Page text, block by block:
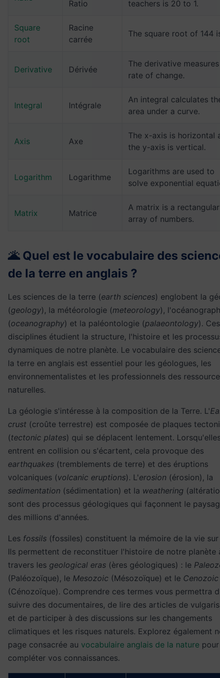
Ratio
teachers is 20 to 1.
Square
root
Racine
carrée
The square root of 144
Derivative Dérivée
The derivative
rate of change.
Integral Intégrale
An integral calculates
area under a curve.
Axis Axe
The x-axis is horizontal
the y-axis is vertical.
Logarithm Logarithme
Logarithms are used to
solve exponential
Matrix Matrice
A matrix is a rectangular
array of numbers.
🌋 Quel est le vocabulaire des
de la terre en anglais ?
Les sciences de la terre (earth sciences) englobent la
(geology), la météorologie (meteorology),
(oceanography) et la paléontologie (palaeontology). Ces
disciplines étudient la structure, l'histoire et les
dynamiques de notre planète. Le vocabulaire des
la terre en anglais est essentiel pour les géologues, les
environnementalistes et les professionnels des
naturelles.
La géologie s'intéresse à la composition de la Terre. L'
crust (croûte terrestre) est composée de plaques
(tectonic plates) qui se déplacent lentement.
entrent en collision ou s'écartent, cela provoque des
earthquakes (tremblements de terre) et des éruptions
volcaniques (volcanic eruptions). L'erosion (érosion), la
sedimentation (sédimentation) et la weathering
sont des processus géologiques qui façonnent le
des millions d'années.
Les fossils (fossiles) constituent la mémoire de la vie sur
Ils permettent de reconstituer l'histoire de notre planète
travers les geological eras (ères géologiques) : le
(Paléozoïque), le Mesozoic (Mésozoïque) et le Cenozoic
(Cénozoïque). Comprendre ces termes vous permettra
suivre des documentaires, de lire des articles de
et de participer à des discussions sur les changements
climatiques et les risques naturels. Explorez également
page consacrée au vocabulaire anglais de la nature pour
compléter vos connaissances.